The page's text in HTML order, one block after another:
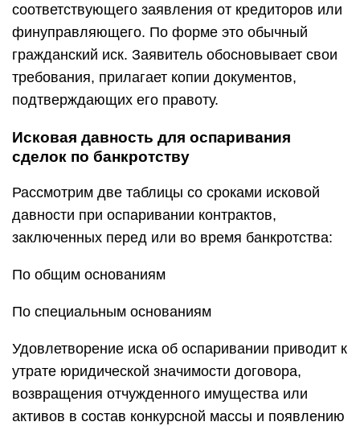
соответствующего заявления от кредиторов или
финуправляющего. По форме это обычный
гражданский иск. Заявитель обосновывает свои
требования, прилагает копии документов,
подтверждающих его правоту.
Исковая давность для оспаривания
сделок по банкротству
Рассмотрим две таблицы со сроками исковой
давности при оспаривании контрактов,
заключенных перед или во время банкротства:
По общим основаниям
По специальным основаниям
Удовлетворение иска об оспаривании приводит к
утрате юридической значимости договора,
возвращения отчужденного имущества или
активов в состав конкурсной массы и появлению